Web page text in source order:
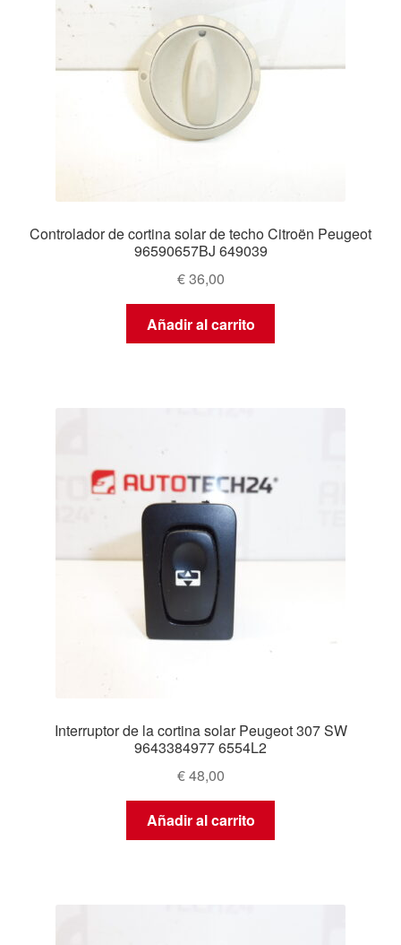
Controlador de cortina solar de techo Citroën Peugeot
96590657BJ 649039
€36,00
Añadir al carrito
Interruptor de la cortina solar Peugeot 307 SW
9643384977 6554L2
€48,00
Añadir al carrito